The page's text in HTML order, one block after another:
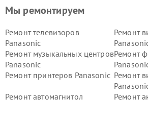
Мы ремонтируем
Ремонт телевизоров
Panasonic
Ремонт
Ремонт музыкальных центров
Panasonic
Ремонт
Ремонт принтеров Panasonic Ремонт
Ремонт автомагнитол
Ремонт